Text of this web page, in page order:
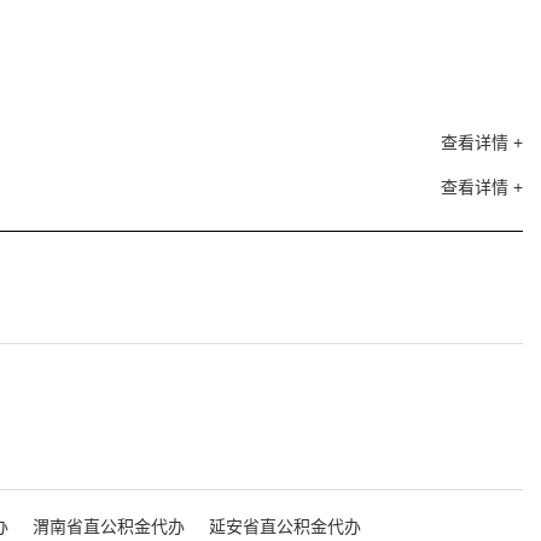
查看详情 +
查看详情 +
渭南省直公积金代办 延安省直公积金代办